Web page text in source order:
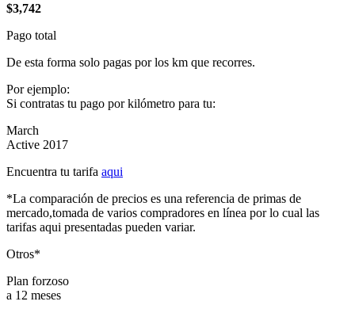
$3,742
Pago total
De esta forma solo pagas por los km que recorres.
Por ejemplo:
Si contratas tu pago por kilómetro para tu:
March
Active 2017
Encuentra tu tarifa aqui
*La comparación de precios es una referencia de primas de
mercado,tomada de varios compradores en línea por lo cual las
tarifas aqui presentadas pueden variar.
Otros*
Plan forzoso
a 12 meses